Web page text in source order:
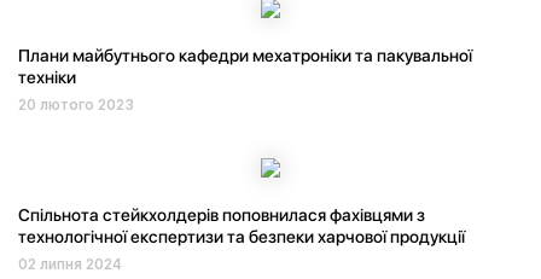
Плани майбутнього кафедри мехатроніки та пакувальної
техніки
20 лютого 2023
Спільнота стейкхолдерів поповнилася фахівцями з
технологічної експертизи та безпеки харчової продукції
02 липня 2024